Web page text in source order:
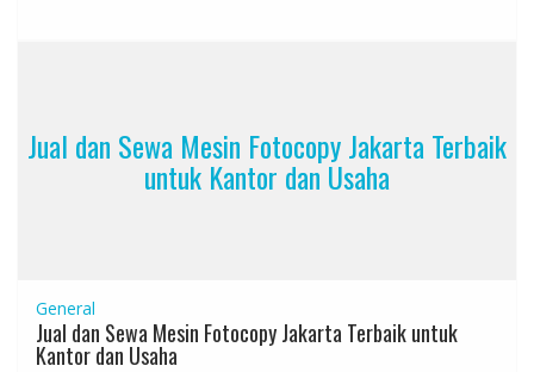
Jual dan Sewa Mesin Fotocopy Jakarta Terbaik
untuk Kantor dan Usaha
General
Jual dan Sewa Mesin Fotocopy Jakarta Terbaik untuk
Kantor dan Usaha